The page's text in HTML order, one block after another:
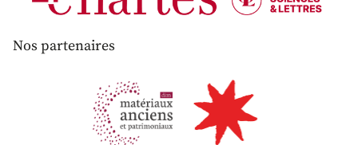
Nos partenaires